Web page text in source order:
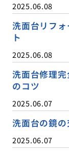
2025.06.08
洗面台リフ
ト
2025.06.08
洗面台修理
のコツ
2025.06.07
洗面台の鏡
2025.06.07